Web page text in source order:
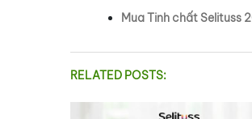
Mua Tinh chất Selituss
RELATED POSTS: